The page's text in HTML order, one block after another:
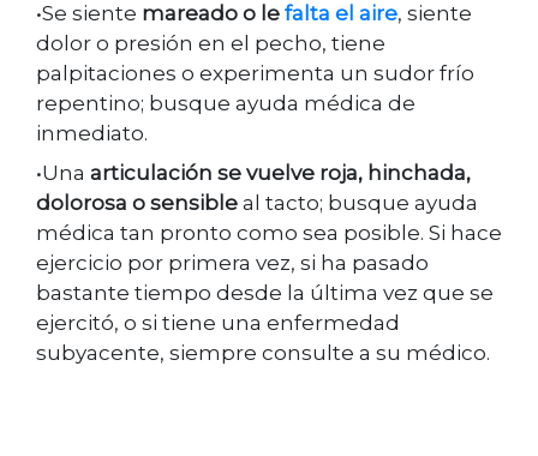
•Se siente mareado o le falta el aire, siente
dolor o presión en el pecho, tiene
palpitaciones o experimenta un sudor frío
repentino; busque ayuda médica de
inmediato.
•Una articulación se vuelve roja, hinchada,
dolorosa o sensible al tacto; busque ayuda
médica tan pronto como sea posible. Si hace
ejercicio por primera vez, si ha pasado
bastante tiempo desde la última vez que se
ejercitó, o si tiene una enfermedad
subyacente, siempre consulte a su médico.